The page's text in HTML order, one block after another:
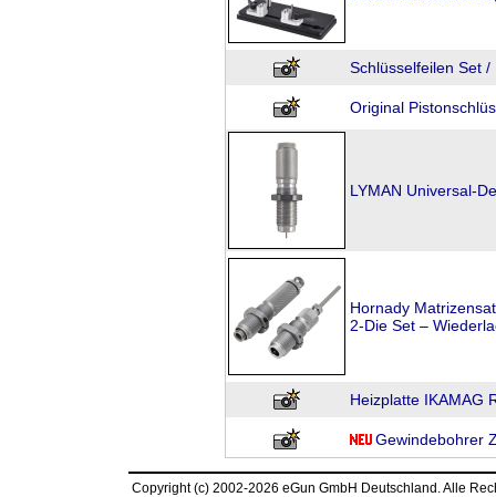
Schlüsselfeilen Set /
Original
LYMAN Universal-
Hornady
2-Die Set –
Heizplatte IKAMAG
Gewindebohrer
Copyright (c) 2002-2026 eGun GmbH Deutschland. Alle